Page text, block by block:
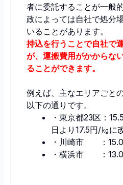
者に委託することが一般
政によっては自社で処分
いることがあります。
持込を行うことで自社で
が、運搬費用がかからな
ることができます。
例えば、主なエリアごと
以下の通りです。
・東京都23区：
日より17.5円/㎏に
・川崎市 ：
・横浜市 ：